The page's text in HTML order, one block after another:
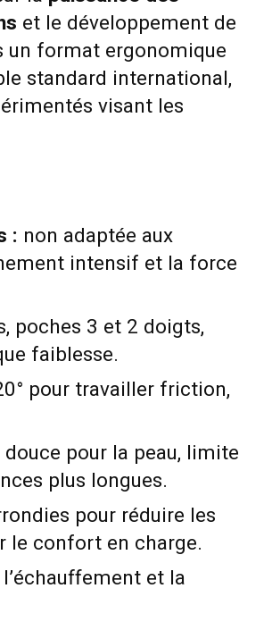
et le développement de
format ergonomique
standard international,
visant les
: non adaptée aux
intensif et la force
poches 3 et 2 doigts,
faiblesse.
pour travailler friction,
douce pour la peau, limite
plus longues.
pour réduire les
le confort en charge.
et la